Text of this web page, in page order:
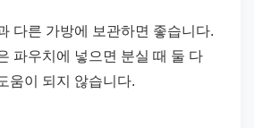
다른 가방에 보관하면 좋습니다.
파우치에 넣으면 분실 때 둘 다
움이 되지 않습니다.